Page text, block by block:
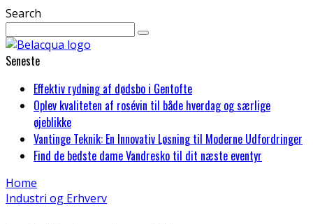
Search
Seneste
Effektiv rydning af dødsbo i Gentofte
Oplev kvaliteten af rosévin til både hverdag og særlige
øjeblikke
Vantinge Teknik: En Innovativ Løsning til Moderne Udfordringer
Find de bedste dame Vandresko til dit næste eventyr
Home
Industri og Erhverv